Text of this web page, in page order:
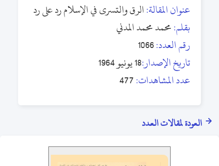
عنوان المقالة:الرق والتسرى في الإسلام رد على رد
بقلم:محمد محمد المدني
رقم العدد:1066
تاريخ الإصدار:18 يونيو 1964
عدد المشاهدات:477
العودة لمقالات العدد